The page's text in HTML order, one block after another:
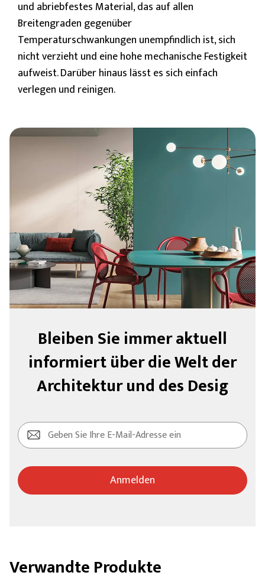
und abriebfestes Material, das auf allen
Breitengraden gegenüber
Temperaturschwankungen unempfindlich ist, sich
nicht verzieht und eine hohe mechanische Festigkeit
aufweist. Darüber hinaus lässt es sich einfach
verlegen und reinigen.
Bleiben Sie immer aktuell
informiert über die Welt der
Architektur und des Desig
Anmelden
Verwandte Produkte